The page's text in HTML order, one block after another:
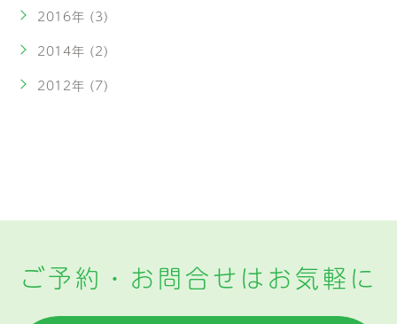
2016年 (3)
2014年 (2)
2012年 (7)
ご予約・お問合せはお気軽に